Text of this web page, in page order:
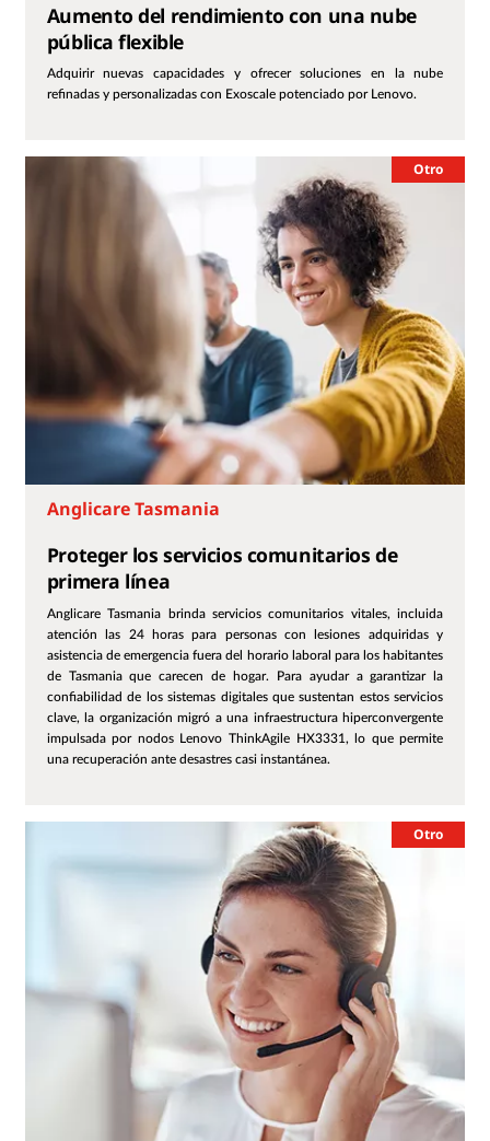
Aumento del rendimiento con una nube
pública flexible
Adquirir nuevas capacidades y ofrecer soluciones en la nube
refinadas y personalizadas con Exoscale potenciado por Lenovo.
Otro
Anglicare Tasmania
Proteger los servicios comunitarios de
primera línea
Anglicare Tasmania brinda servicios comunitarios vitales, incluida
atención las 24 horas para personas con lesiones adquiridas y
asistencia de emergencia fuera del horario laboral para los habitantes
de Tasmania que carecen de hogar. Para ayudar a garantizar la
confiabilidad de los sistemas digitales que sustentan estos servicios
clave, la organización migró a una infraestructura hiperconvergente
impulsada por nodos Lenovo ThinkAgile HX3331, lo que permite
una recuperación ante desastres casi instantánea.
Otro